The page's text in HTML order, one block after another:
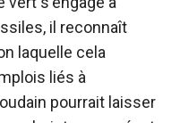
il reconnaît
laquelle cela
liés à
pourrait laisser